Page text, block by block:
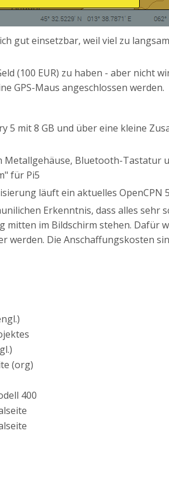
gut einsetzbar, weil viel zu
(100 EUR) zu haben - aber nicht
GPS-Maus angeschlossen werden.
5 mit 8 GB und über eine kleine
Metallgehäuse, Bluetooth-Tastatur
für Pi5
läuft ein aktuelles OpenCPN
Erkenntnis, dass alles
im Bildschirm stehen. Dafür
werden. Die Anschaffungskosten
(org)
400